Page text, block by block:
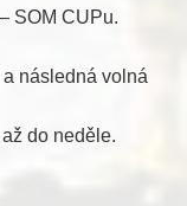
SOM CUPu.
následná volná
do neděle.